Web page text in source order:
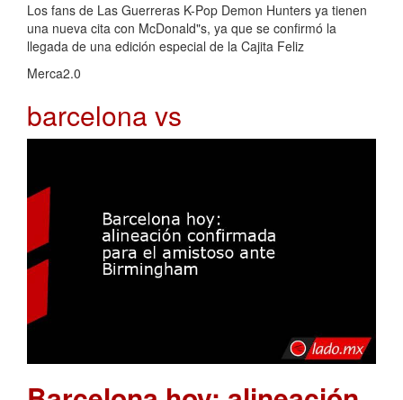
Los fans de Las Guerreras K-Pop Demon Hunters ya tienen
una nueva cita con McDonald"s, ya que se confirmó la
llegada de una edición especial de la Cajita Feliz
Merca2.0
barcelona vs